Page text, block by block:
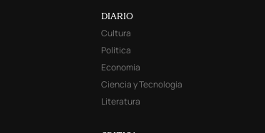
DIARIO
Cultura
Política
Economía
Ciencia y Tecnología
Literatura